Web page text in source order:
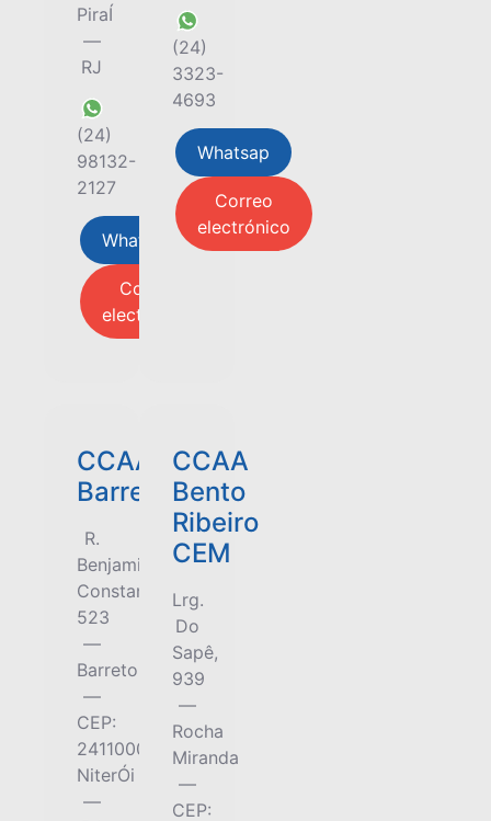
PiraÍ
—
RJ
(24)
98132-
2127
Whatsap
Correo
electrónico
(24)
3323-
4693
Whatsap
Correo
electrónico
CCAA
Barreto
R.
Benjamin
Constant,
523
—
Barreto
—
CEP:
24110000
NiterÓi
—
CCAA
Bento
Ribeiro
CEM
Lrg.
Do
Sapê,
939
—
Rocha
Miranda
—
CEP: